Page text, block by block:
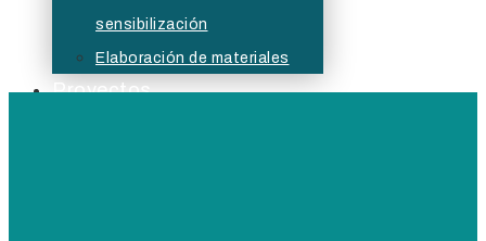
sensibilización
Elaboración de materiales
Proyectos